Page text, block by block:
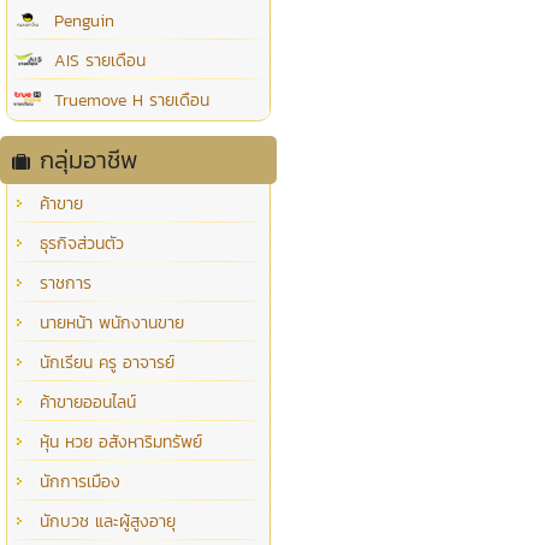
Penguin
AIS รายเดือน
Truemove H รายเดือน
กลุ่มอาชีพ
ค้าขาย
ธุรกิจส่วนตัว
ราชการ
นายหน้า พนักงานขาย
นักเรียน ครู อาจารย์
ค้าขายออนไลน์
หุ้น หวย อสังหาริมทรัพย์
นักการเมือง
นักบวช และผู้สูงอายุ